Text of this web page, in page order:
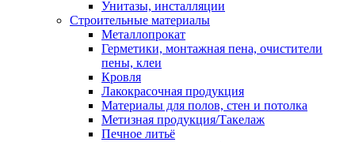
Унитазы, инсталляции
Строительные материалы
Металлопрокат
Герметики, монтажная пена, очистители
пены, клеи
Кровля
Лакокрасочная продукция
Материалы для полов, стен и потолка
Метизная продукция/Такелаж
Печное литьё